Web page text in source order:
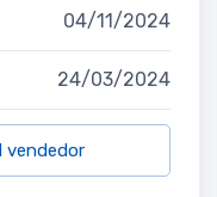
04/11/2024
24/03/2024
vendedor